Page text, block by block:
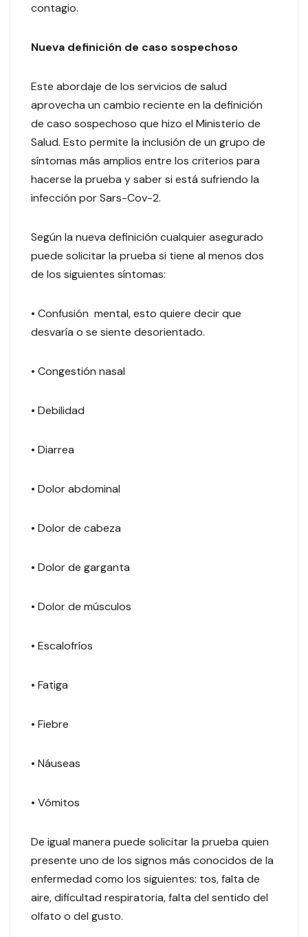
contagio.
Nueva definición de caso sospechoso
Este abordaje de los servicios de salud
aprovecha un cambio reciente en la definición
de caso sospechoso que hizo el Ministerio de
Salud. Esto permite la inclusión de un grupo de
síntomas más amplios entre los criterios para
hacerse la prueba y saber si está sufriendo la
infección por Sars-Cov-2.
Según la nueva definición cualquier asegurado
puede solicitar la prueba si tiene al menos dos
de los siguientes síntomas:
• Confusión mental, esto quiere decir que
desvaría o se siente desorientado.
• Congestión nasal
• Debilidad
• Diarrea
• Dolor abdominal
• Dolor de cabeza
• Dolor de garganta
• Dolor de músculos
• Escalofríos
• Fatiga
• Fiebre
• Náuseas
• Vómitos
De igual manera puede solicitar la prueba quien
presente uno de los signos más conocidos de la
enfermedad como los siguientes: tos, falta de
aire, dificultad respiratoria, falta del sentido del
olfato o del gusto.